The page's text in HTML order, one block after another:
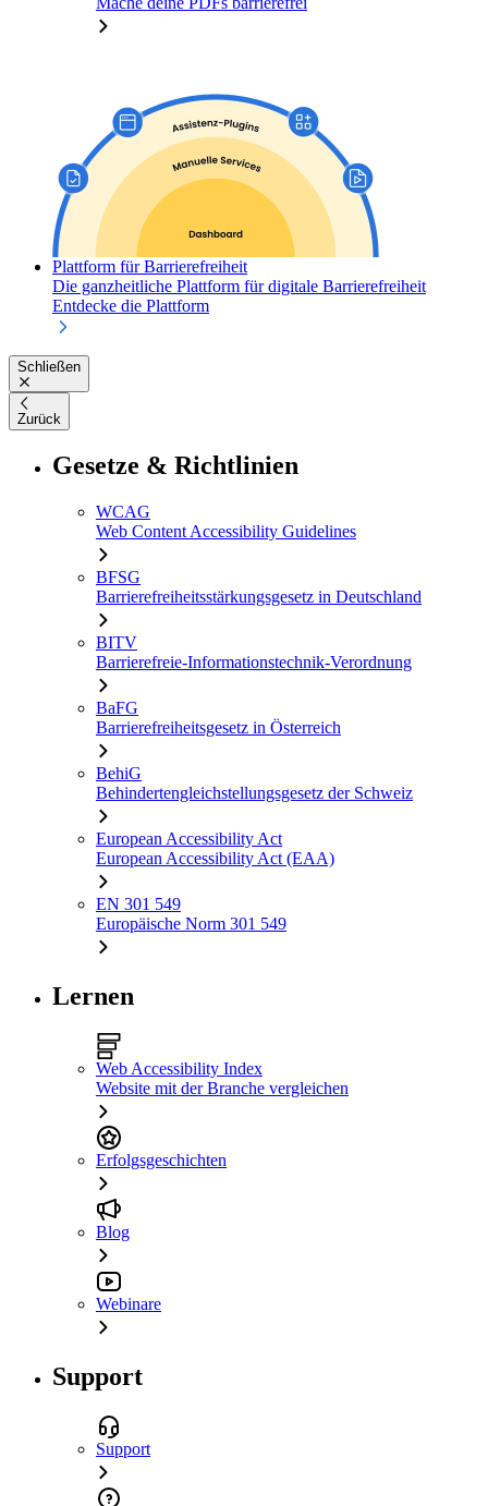
Plattform für Barrierefreiheit
Die ganzheitliche Plattform für digitale Barrierefreiheit
Entdecke die Plattform
Schließen
Zurück
Gesetze & Richtlinien
WCAG
Web Content Accessibility Guidelines
BFSG
Barrierefreiheitsstärkungsgesetz in Deutschland
BITV
Barrierefreie-Informationstechnik-Verordnung
BaFG
Barrierefreiheitsgesetz in Österreich
BehiG
Behindertengleichstellungsgesetz der Schweiz
European Accessibility Act
European Accessibility Act (EAA)
EN 301 549
Europäische Norm 301 549
Lernen
Web Accessibility Index
Website mit der Branche vergleichen
Erfolgsgeschichten
Blog
Webinare
Support
Support